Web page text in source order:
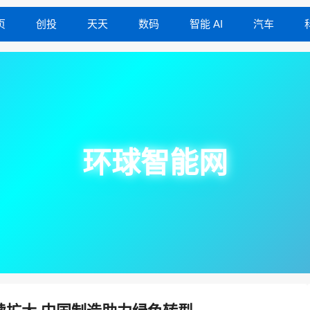
创投 天天 数码 智能 AI 汽车
环球智能网